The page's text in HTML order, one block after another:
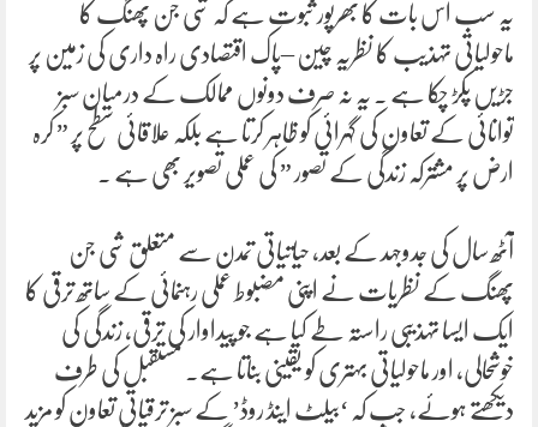
یہ سب اس بات کا بھرپور ثبوت ہے کہ شی جن پھنگ کا
ماحولیاتی تہذیب کا نظریہ چین –پاک اقتصادی راہ داری کی زمین پر
جڑیں پکڑ چکا ہے ۔ یہ نہ صرف دونوں ممالک کے درمیان سبز
توانائی کے تعاون کی گہرائی کو ظاہر کرتا ہے بلکہ علاقائی سطح پر ” کرہ
ارض پر مشترکہ زندگی کے تصور ” کی عملی تصویر بھی ہے ۔
آٹھ سال کی جدوجہد کے بعد، حیاتیاتی تمدن سے متعلق شی جن
پھنگ کے نظریات نے اپنی مضبوط عملی رہنمائی کے ساتھ ترقی کا
ایک ایسا تہذیبی راستہ طے کیا ہے جو پیداوار کی ترقی، زندگی کی
خوشحالی، اور ماحولیاتی بہتری کو یقینی بناتا ہے۔ مستقبل کی طرف
دیکھتے ہوئے، جب کہ ‘بیلٹ اینڈ روڈ’ کے سبز ترقیاتی تعاون کو مزید